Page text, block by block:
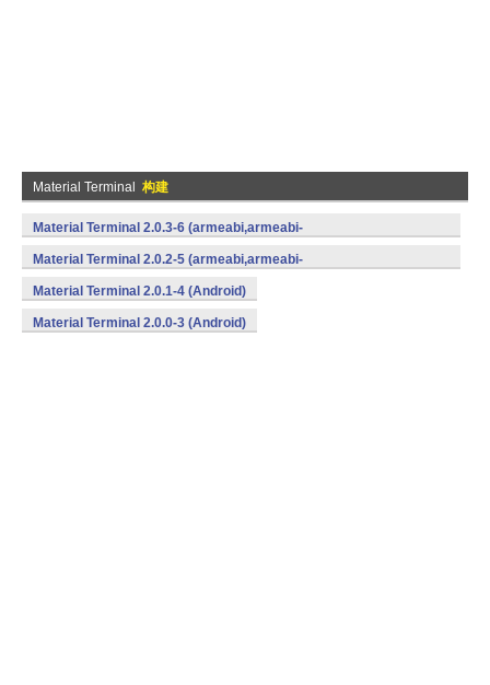
Material Terminal 构建
Material Terminal 2.0.3-6 (armeabi,armeabi-
v7a,mips,x86) (Android)
Material Terminal 2.0.2-5 (armeabi,armeabi-
v7a,mips,x86) (Android)
Material Terminal 2.0.1-4 (Android)
Material Terminal 2.0.0-3 (Android)